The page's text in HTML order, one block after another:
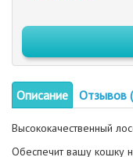
Описание Отзывов
Высококачественный
Обеспечит вашу кошку